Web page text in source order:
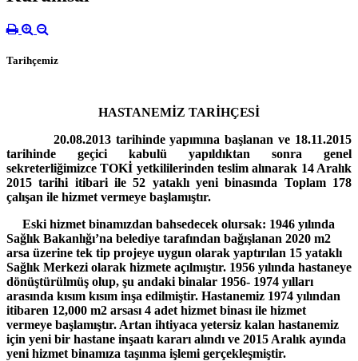
Tarihçemiz
HASTANEMİZ TARİHÇESİ
20.08.2013 tarihinde yapımına başlanan ve 18.11.2015
tarihinde geçici kabulü yapıldıktan sonra genel
sekreterliğimizce TOKİ yetkililerinden teslim alınarak 14 Aralık
2015 tarihi itibari ile 52 yataklı yeni binasında Toplam 178
çalışan ile hizmet vermeye başlamıştır.
Eski hizmet binamızdan bahsedecek olursak: 1946 yılında
Sağlık Bakanlığı’na belediye tarafından bağışlanan 2020 m2
arsa üzerine tek tip projeye uygun olarak yaptırılan 15 yataklı
Sağlık Merkezi olarak hizmete açılmıştır. 1956 yılında hastaneye
dönüştürülmüş olup, şu andaki binalar 1956- 1974 yılları
arasında kısım kısım inşa edilmiştir. Hastanemiz 1974 yılından
itibaren 12,000 m2 arsası 4 adet hizmet binası ile hizmet
vermeye başlamıştır. Artan ihtiyaca yetersiz kalan hastanemiz
için yeni bir hastane inşaatı kararı alındı ve 2015 Aralık ayında
yeni hizmet binamıza taşınma işlemi gerçekleşmiştir.